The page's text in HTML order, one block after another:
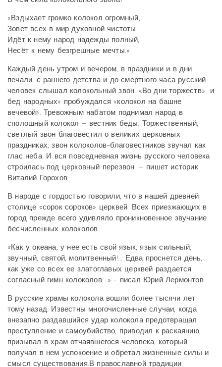
«Вздыхает громко колокол огромный,
Зовет всех в мир духовной чистоты.
Идёт к нему народ надежды полный,
Несёт к нему безгрешные мечты.»
Каждый день утром и вечером, в праздники и в дни
печали, с раннего детства и до смертного часа русский
человек слышал колокольный звон. «Во дни торжеств» и
бед народных» пробуждался «колокол на башне
вечевой». Тревожным набатом поднимал народ в
сполошный колокол – вестник беды. Торжественный,
светлый звон благовестил о великих церковных
праздниках, звон колоколов-благовестников звучал как
глас неба. И вся повседневная жизнь русского человека
строилась под церковный перезвон. – пишет историк
Виталий Горохов.
В народе с гордостью говорили, что в нашей древней
столице «сорок сороков» церквей. Всех приезжающих в
город прежде всего удивляло проникновенное звучание
бесчисленных колоколов.
«Как у океана, у нее есть свой язык, язык сильный,
звучный, святой, молитвенный!... Едва проснется день,
как уже со всех ее златоглавых церквей раздается
согласный гимн колоколов…» - писал Юрий Лермонтов.
В русские храмы колокола вошли более тысячи лет
тому назад. Известны многочисленные случаи, когда
внезапно раздавшийся удар колокола предотвращал
преступление и самоубийство, приводил к раскаянию,
призывал в храм отчаявшегося человека, который
получал в нем успокоение и обретал жизненные силы и
смысл существования.В православной традиции